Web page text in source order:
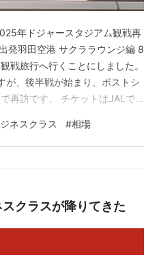
年ドジャースタジアム観戦再
発羽田空港 サクララウンジ編 8
戦旅行へ行くことにしました。
、後半戦が始まり、ポストシ
再訪です。 チケットはJALで
た。しかし「JAL入札アップグ
ネスクラス #相場
クラスが降りてきた